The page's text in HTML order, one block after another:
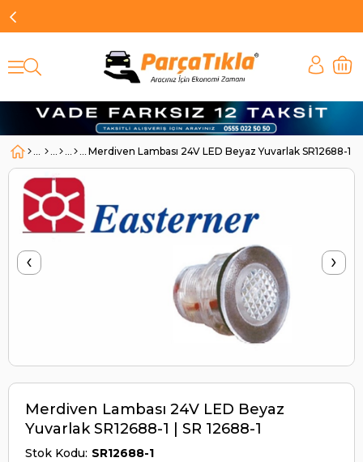
Merdiven Lambası 24V LED Beyaz Yuvarlak SR12688-1 |
‹ ›
Merdiven Lambası 24V LED Beyaz
Yuvarlak SR12688-1 | SR 12688-1
Stok Kodu SR12688-1